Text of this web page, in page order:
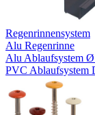
Regenrinnensystem
Alu Regenrinne
Alu Ablaufsystem
PVC Ablaufsystem